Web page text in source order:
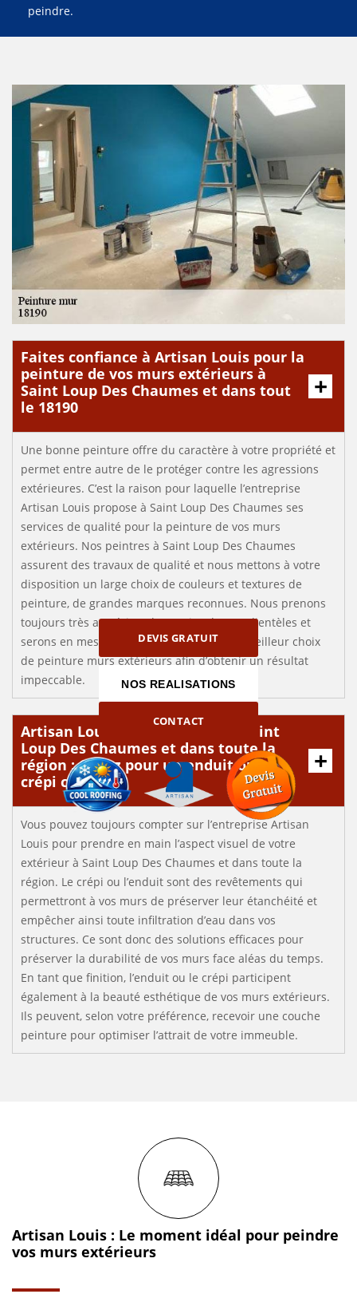
DEVIS GRATUIT
NOS REALISATIONS
CONTACT
peindre.
Faites confiance à Artisan Louis pour la
peinture de vos murs extérieurs à
Saint Loup Des Chaumes et dans tout
le 18190
Une bonne peinture offre du caractère à votre propriété et
permet entre autre de le protéger contre les agressions
extérieures. C’est la raison pour laquelle l’entreprise
Artisan Louis propose à Saint Loup Des Chaumes ses
services de qualité pour la peinture de vos murs
extérieurs. Nos peintres à Saint Loup Des Chaumes
assurent des travaux de qualité et nous mettons à votre
disposition un large choix de couleurs et textures de
peinture, de grandes marques reconnues. Nous prenons
toujours très au sérieux les envies de nos clientèles et
serons en mesure de vous orienter sur le meilleur choix
de peinture murs extérieurs afin d’obtenir un résultat
impeccable.
Artisan Louis à votre service à Saint
Loup Des Chaumes et dans toute la
région : Optez pour un enduit ou un
crépi coloré
Vous pouvez toujours compter sur l’entreprise Artisan
Louis pour prendre en main l’aspect visuel de votre
extérieur à Saint Loup Des Chaumes et dans toute la
région. Le crépi ou l’enduit sont des revêtements qui
permettront à vos murs de préserver leur étanchéité et
empêcher ainsi toute infiltration d’eau dans vos
structures. Ce sont donc des solutions efficaces pour
préserver la durabilité de vos murs face aléas du temps.
En tant que finition, l’enduit ou le crépi participent
également à la beauté esthétique de vos murs extérieurs.
Ils peuvent, selon votre préférence, recevoir une couche
peinture pour optimiser l’attrait de votre immeuble.
Artisan Louis : Le moment idéal pour peindre
vos murs extérieurs